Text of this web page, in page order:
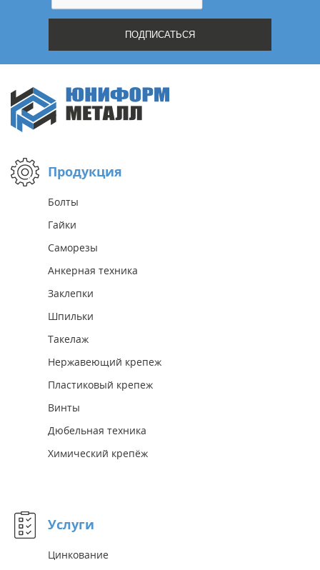
Продукция
Болты
Гайки
Саморезы
Анкерная техника
Заклепки
Шпильки
Такелаж
Нержавеющий крепеж
Пластиковый крепеж
Винты
Дюбельная техника
Химический крепёж
Услуги
Цинкование